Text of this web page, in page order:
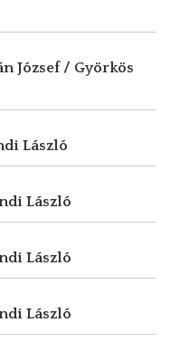
József / Györkös
László
László
László
László